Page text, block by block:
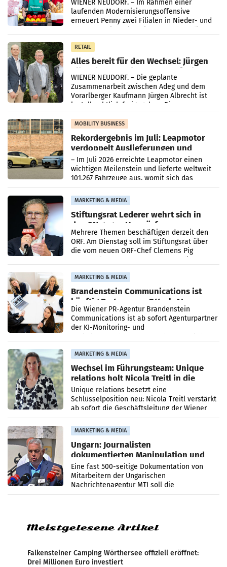
WIENER NEUDORF. – Im Rahmen einer
laufenden Modernisierungsoffensive
erneuert Penny zwei Filialen in Nieder- und
RETAIL
Alles bereit für den Wechsel: Jürgen
Albrecht setzt ab 1.1.2027 auf Adeg
WIENER NEUDORF. – Die geplante
Zusammenarbeit zwischen Adeg und dem
Vorarlberger Kaufmann Jürgen Albrecht ist
kartellrechtlich freigegeben: Die
Bundeswettbewerbsbehörde und der
Bundeskartellanwalt
MOBILITY BUSINESS
Rekordergebnis im Juli: Leapmotor
verdoppelt Auslieferungen und
überschreitet die 100.000er-Marke
– Im Juli 2026 erreichte Leapmotor einen
wichtigen Meilenstein und lieferte weltweit
101.267 Fahrzeuge aus, womit sich das
Ergebnis gegenüber Juli 2025 mehr als
verdoppelte (+102
MARKETING & MEDIA
Stiftungsrat Lederer wehrt sich in
den SN gegen Vorwürfe
Mehrere Themen beschäftigen derzeit den
ORF. Am Dienstag soll im Stiftungsrat über
die vom neuen ORF-Chef Clemens Pig
MARKETING & MEDIA
Brandenstein Communications ist
künftig Partner von OtterlyAI
Die Wiener PR-Agentur Brandenstein
Communications ist ab sofort Agenturpartner
der KI-Monitoring- und
MARKETING & MEDIA
Wechsel im Führungsteam: Unique
relations holt Nicola Treitl in die
Geschäftsleitung
Unique relations besetzt eine
Schlüsselposition neu: Nicola Treitl verstärkt
ab sofort die Geschäftsleitung der Wiener
PR-Agentur an der Seite von Josef Kalina und
Anna Kalina-Mahr.
MARKETING & MEDIA
Ungarn: Journalisten
dokumentierten Manipulation und
Zensur
Eine fast 500-seitige Dokumentation von
Mitarbeitern der Ungarischen
Nachrichtenagentur MTI soll die
systematische Nachrichten-Manipulation und
Meistgelesene Artikel
Falkensteiner Camping Wörthersee offiziell eröffnet:
Drei Millionen Euro investiert